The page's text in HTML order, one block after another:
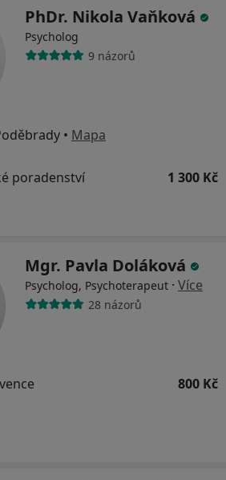
PhDr. Nikola Vaňková
Psycholog
9 názorů
• Mapa
poradenství 1 300 Kč
Mgr. Pavla Doláková
Psycholog, Psychoterapeut · Více
28 názorů
800 Kč